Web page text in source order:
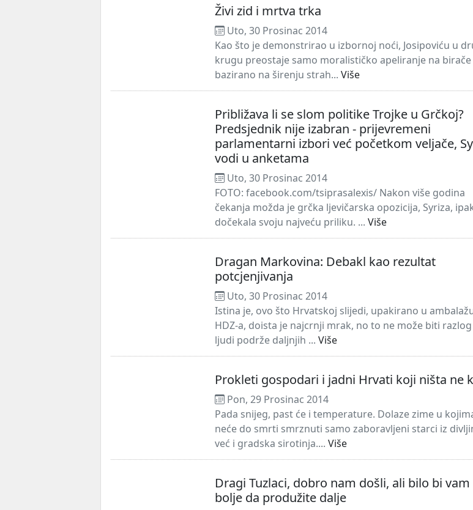
Živi zid i mrtva trka
Uto, 30 Prosinac 2014
Kao što je demonstrirao u izbornoj noći, Josipoviću u
krugu preostaje samo moralističko apeliranje na birače
bazirano na širenju strah... Više
Približava li se slom politike Trojke u Grčkoj?
Predsjednik nije izabran - prijevremeni
parlamentarni izbori već početkom veljače,
vodi u anketama
Uto, 30 Prosinac 2014
FOTO: facebook.com/tsiprasalexis/ Nakon više godina
čekanja možda je grčka ljevičarska opozicija, Syriza,
dočekala svoju najveću priliku. ... Više
Dragan Markovina: Debakl kao rezultat
potcjenjivanja
Uto, 30 Prosinac 2014
Istina je, ovo što Hrvatskoj slijedi, upakirano u
HDZ-a, doista je najcrnji mrak, no to ne može biti
ljudi podrže daljnjih ... Više
Prokleti gospodari i jadni Hrvati koji ništa ne
Pon, 29 Prosinac 2014
Pada snijeg, past će i temperature. Dolaze zime u
neće do smrti smrznuti samo zaboravljeni starci iz
već i gradska sirotinja.... Više
Dragi Tuzlaci, dobro nam došli, ali bilo bi vam
bolje da produžite dalje